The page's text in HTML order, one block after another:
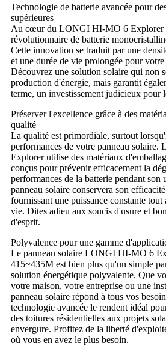
Technologie de batterie avancée pour
supérieures
Au cœur du LONGI HI-MO 6 Explorer
révolutionnaire de batterie
Cette innovation se traduit par une
et une durée de vie prolongée pour votre
Découvrez une solution solaire qui non
production d'énergie, mais garantit
terme, un investissement judicieux pour
Préserver l'excellence grâce à des
qualité
La qualité est primordiale, surtout
performances de votre panneau
Explorer utilise des matériaux
conçus pour prévenir efficacement la
performances de la batterie pendant
panneau solaire conservera son
fournissant une puissance constante tout
vie. Dites adieu aux soucis d'usure et
d'esprit.
Polyvalence pour une gamme
Le panneau solaire LONGI HI-MO 6
415~435M est bien plus qu'un simple
solution énergétique polyvalente. Que
votre maison, votre entreprise ou une
panneau solaire répond à tous vos
technologie avancée le rendent idéal
des toitures résidentielles aux projets
envergure. Profitez de la liberté
où vous en avez le plus besoin.